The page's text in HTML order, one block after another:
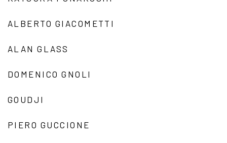
ALBERTO GIACOMETTI
ALAN GLASS
DOMENICO GNOLI
GOUDJI
PIERO GUCCIONE